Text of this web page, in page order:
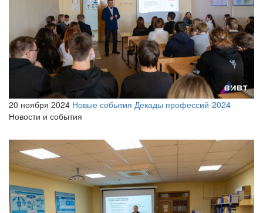
20 ноября 2024 Новые события Декады профессий-2024
Новости и события